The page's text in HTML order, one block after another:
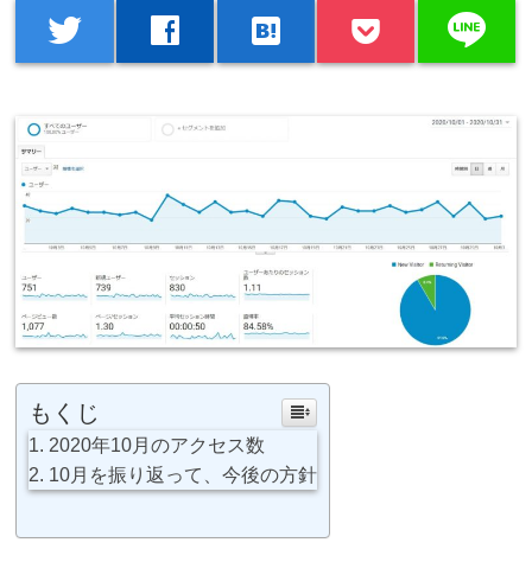
twitter facebook hatenabookmark line
もくじ
2020年10月のアクセス数
10月を振り返って、今後の方針